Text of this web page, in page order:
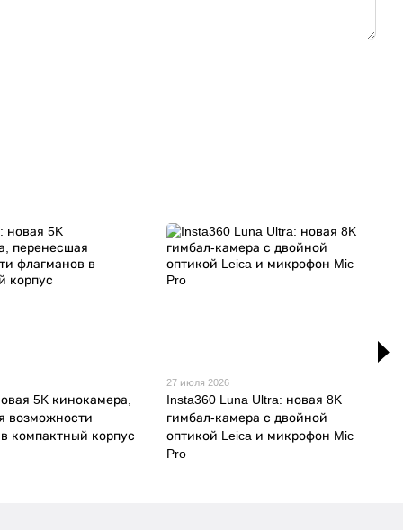
5K кинокамера,
возможности
компактный корпус
27 июля 2026
Insta360 Luna Ultra: новая 8K
гимбал-камера с двойной
оптикой Leica и микрофон Mic
Pro